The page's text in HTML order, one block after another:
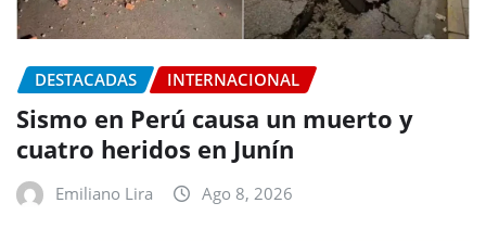
DESTACADAS INTERNACIONAL
Sismo en Perú causa un muerto y
cuatro heridos en Junín
Emiliano Lira Ago 8, 2026